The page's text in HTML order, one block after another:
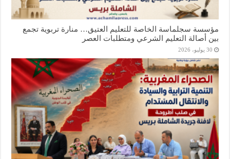
مؤسسة سجلماسة الخاصة للتعليم العتيق… منارة تربوية تجمع
بين أصالة التعليم الشرعي ومتطلبات العصر
30 يوليو، 2026